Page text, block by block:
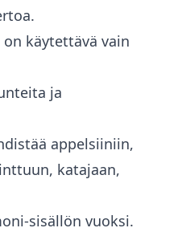
käytettävä vain
ja
appelsiiniin,
katajaan,
sisällön vuoksi.